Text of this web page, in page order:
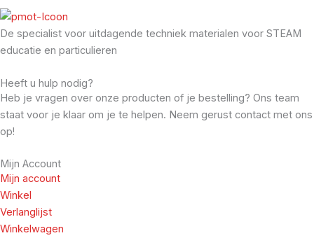
De specialist voor uitdagende techniek materialen voor STEAM
educatie en particulieren
Heeft u hulp nodig?
Heb je vragen over onze producten of je bestelling? Ons team
staat voor je klaar om je te helpen. Neem gerust contact met ons
op!
Mijn Account
Mijn account
Winkel
Verlanglijst
Winkelwagen